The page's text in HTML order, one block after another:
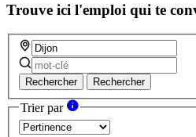
Trouve ici l'emploi qui te
Rechercher Rechercher
Trier par